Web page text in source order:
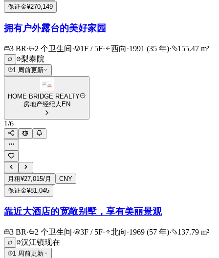
保证金¥270,149
拥有户外露台的美好家园
3 BR· 2 个卫生间· 1F / 5F· 西向·1991 (35 年)·
155.47 m²
梨泰院
1 周前更新
HOME BRIDGE REALTY
房地产经纪人 EN
1/6
月租¥27,015/月
CNY
保证金¥81,045
靠近大酒店的宽敞别墅，享有美丽景观
3 BR· 2 个卫生间· 3F / 5F· 北向·1969 (57 年)·
137.79 m²
汉江镇现在
1 周前更新